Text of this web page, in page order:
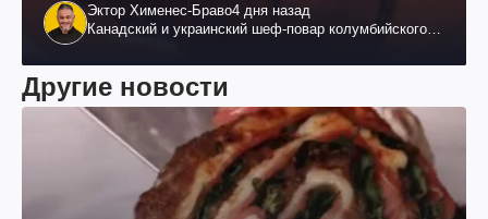
Эктор Хименес-Браво4 дня назад
Канадский и украинский шеф-повар колумбийского
Другие новости